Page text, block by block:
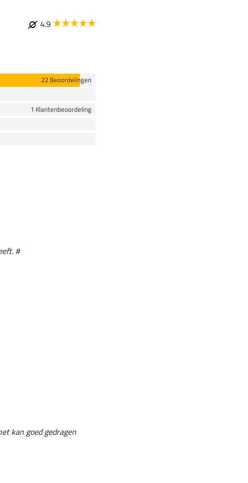
4.9
22 Beoordelingen
1 Klantenbeoordeling
#
kan goed gedragen